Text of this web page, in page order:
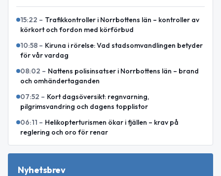
15:22 – Trafikkontroller i Norrbottens län – kontroller av
körkort och fordon med körförbud
10:58 – Kiruna i rörelse: Vad stadsomvandlingen betyder
för vår vardag
08:02 – Nattens polisinsatser i Norrbottens län – brand
och omhändertaganden
07:52 – Kort dagsöversikt: regnvarning,
pilgrimsvandring och dagens topplistor
06:11 – Helikopterturismen ökar i fjällen – krav på
reglering och oro för renar
Nyhetsbrev